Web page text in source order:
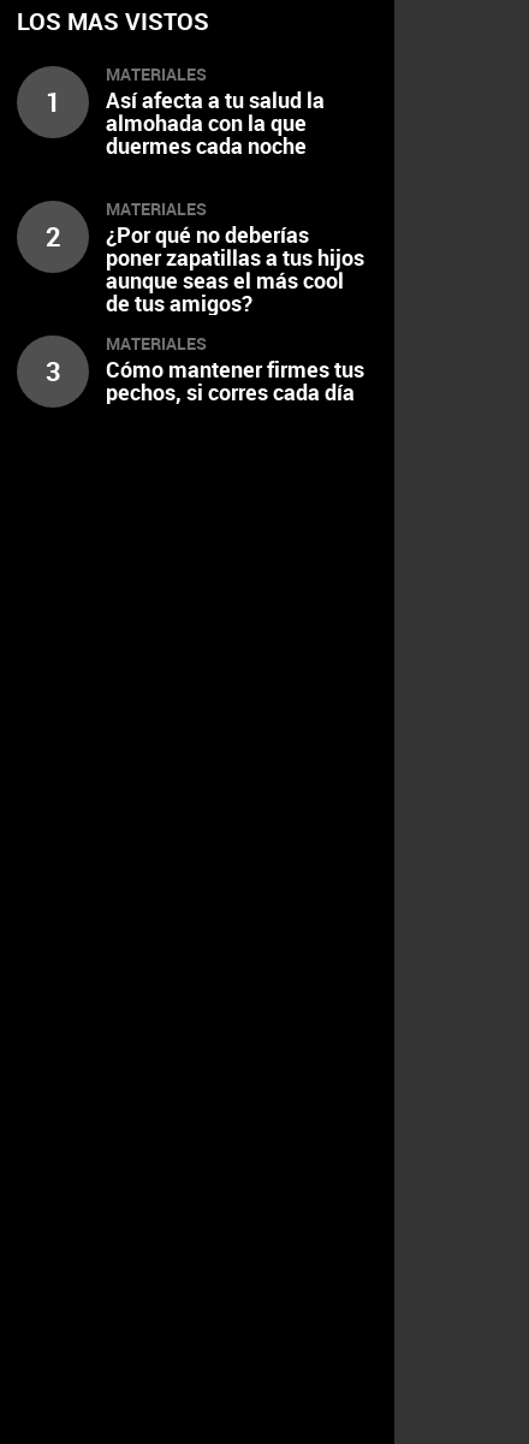
LOS MAS VISTOS
1
MATERIALES
Así afecta a tu salud la
almohada con la que
duermes cada noche
2
MATERIALES
¿Por qué no deberías
poner zapatillas a tus hijos
aunque seas el más cool
de tus amigos?
3
MATERIALES
Cómo mantener firmes tus
pechos, si corres cada día